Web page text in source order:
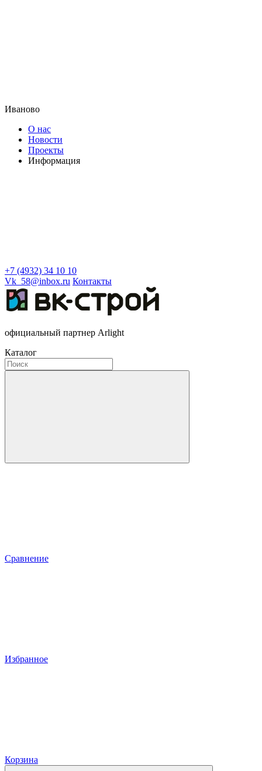
Иваново
О нас
Новости
Проекты
Информация
+7 (4932) 34 10 10
Vk_58@inbox.ru Контакты
официальный партнер Arlight
Каталог
Сравнение
Избранное
Корзина